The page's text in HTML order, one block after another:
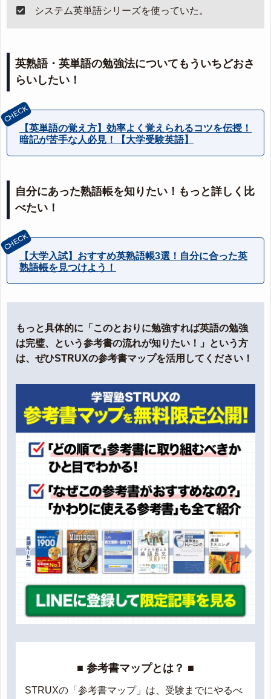
システム英単語シリーズを使っていた。
英熟語・英単語の勉強法についてもういちどおさ
らいしたい！
【英単語の覚え方】効率よく覚えられるコツを伝授！
暗記が苦手な人必見！【大学受験英語】
自分にあった熟語帳を知りたい！もっと詳しく比
べたい！
【大学入試】おすすめ英熟語帳3選！自分に合った英
熟語帳を見つけよう！
もっと具体的に「このとおりに勉強すれば英語の勉強
は完璧、という参考書の流れが知りたい！」という方
は、ぜひSTRUXの参考書マップを活用してください！
■ 参考書マップとは？ ■
STRUXの「参考書マップ」は、受験までにやるべ